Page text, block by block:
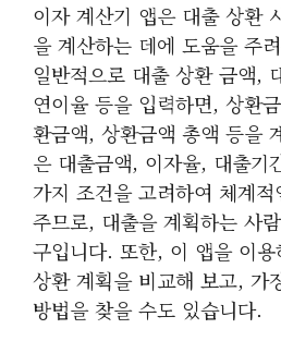
이자 계산기 앱은 대출 상환
을 계산하는 데에 도움을 주
일반적으로 대출 상환 금액,
연이율 등을 입력하면, 상환
환금액, 상환금액 총액 등을
은 대출금액, 이자율, 대출기
가지 조건을 고려하여 체계
주므로, 대출을 계획하는 사
구입니다. 또한, 이 앱을 이
상환 계획을 비교해 보고, 가
방법을 찾을 수도 있습니다.